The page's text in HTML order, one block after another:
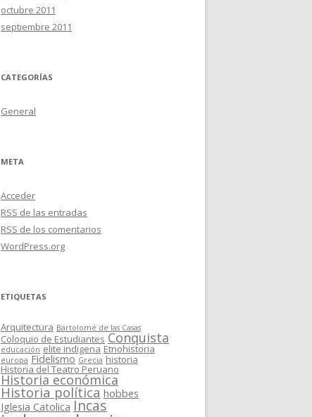
octubre 2011
septiembre 2011
CATEGORÍAS
General
META
Acceder
RSS de las entradas
RSS de los comentarios
WordPress.org
ETIQUETAS
Arquitectura Bartolomé de las Casas
Coloquio de Estudiantes Conquista
educación elite indigena Etnohistoria
europa Fidelismo Grecia historia
Historia del Teatro Peruano
Historia económica
Historia política hobbes
Iglesia Catolica Incas